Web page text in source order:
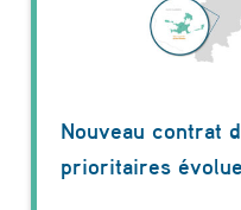
Nouveau contrat
prioritaires